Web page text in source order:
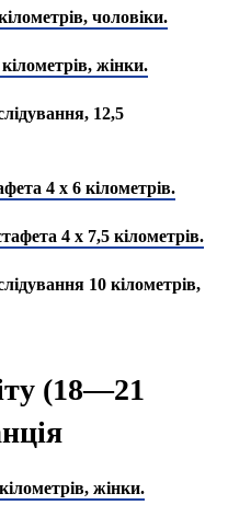
чоловіки.
жінки.
12,5
4 х 6 кілометрів.
4 х 7,5 кілометрів.
10 кілометрів,
(18—21
жінки.